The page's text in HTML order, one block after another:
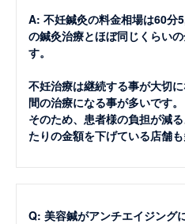
A: 不妊鍼灸の料金相場は60分
の鍼灸治療とほぼ同じくらい
す。
不妊治療は継続する事が大切
間の治療になる事が多いです。
そのため、患者様の負担が減
たりの金額を下げている店舗も
Q: 美容鍼がアンチエイジング